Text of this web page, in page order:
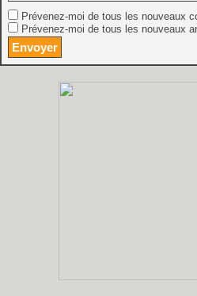
Prévenez-moi de tous les nouveaux
Prévenez-moi de tous les nouveaux